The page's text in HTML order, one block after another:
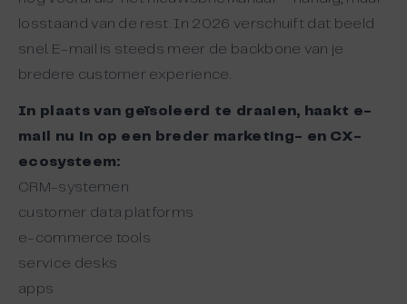
losstaand van de rest. In 2026 verschuift dat beeld
snel. E-mail is steeds meer de backbone van je
bredere customer experience.
In plaats van geïsoleerd te draaien, haakt e-
mail nu in op een breder marketing- en CX-
ecosysteem:
CRM-systemen
customer data platforms
e-commerce tools
service desks
apps